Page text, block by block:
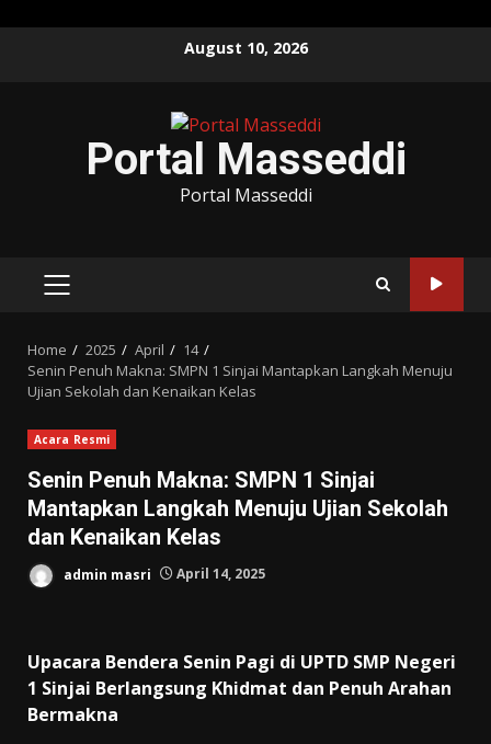
August 10, 2026
Portal Masseddi
Portal Masseddi
PRIMARY
Home 2025 April
14
Senin Penuh Makna: SMPN 1 Sinjai Mantapkan Langkah Menuju
Ujian Sekolah dan Kenaikan Kelas
Acara Resmi
Senin Penuh Makna: SMPN 1 Sinjai
Mantapkan Langkah Menuju Ujian Sekolah
dan Kenaikan Kelas
admin masri April 14, 2025
Upacara Bendera Senin Pagi di UPTD SMP Negeri
1 Sinjai Berlangsung Khidmat dan Penuh Arahan
Bermakna